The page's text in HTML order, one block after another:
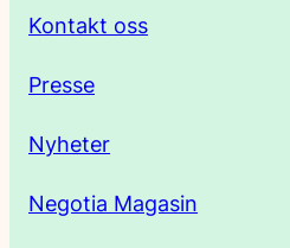
Kontakt oss
Presse
Nyheter
Negotia Magasin